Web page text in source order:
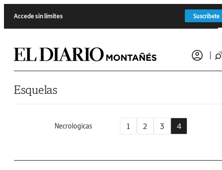
Accede sin límites Suscríbete
Esquelas
Necrologicas 1 2 3 4